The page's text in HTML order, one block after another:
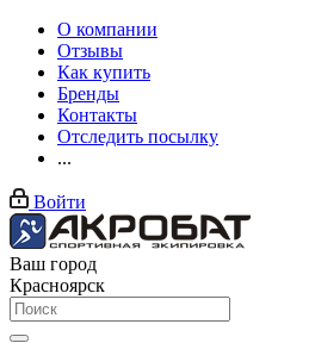
О компании
Отзывы
Как купить
Бренды
Контакты
Отследить посылку
...
Войти
Ваш город
Красноярск